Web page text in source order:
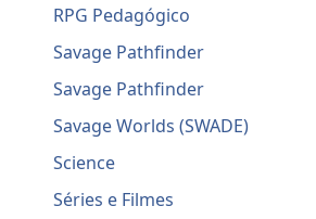
RPG Pedagógico
Savage Pathfinder
Savage Pathfinder
Savage Worlds (SWADE)
Science
Séries e Filmes